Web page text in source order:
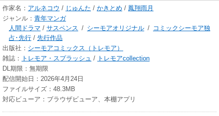
作家名： アルネコウ / じゅんた / かきとめ / 鳳翔雨月
ジャンル： 青年マンガ
人間ドラマ / サスペンス / シーモアオリジナル / コミックシーモア独
占･先行 / 先行作品
出版社： シーモアコミックス（トレモア）
雑誌： トレモア・スプラッシュ / トレモアcollection
DL期限：無期限
配信開始日：2026年4月24日
ファイルサイズ：48.3MB
対応ビューア：ブラウザビューア、本棚アプリ